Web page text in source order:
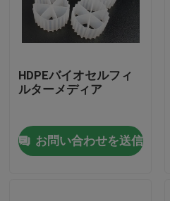
HDPEバイオセルフィ
ルターメディア
お問い合わせを送信